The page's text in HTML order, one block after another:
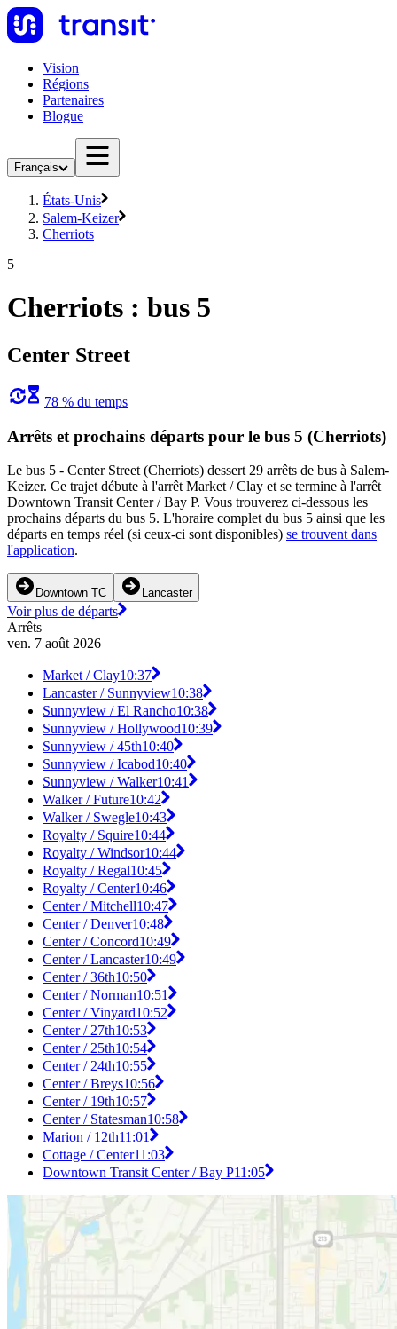
Vision
Régions
Partenaires
Blogue
Français
États-Unis
Salem-Keizer
Cherriots
5
Cherriots : bus 5
Center Street
78 % du temps
Arrêts et prochains départs pour le bus 5 (Cherriots)
Le bus 5 - Center Street (Cherriots) dessert 29 arrêts de bus à Salem-
Keizer. Ce trajet débute à l'arrêt Market / Clay et se termine à l'arrêt
Downtown Transit Center / Bay P. Vous trouverez ci-dessous les
prochains départs du bus 5. L'horaire complet du bus 5 ainsi que les
départs en temps réel (si ceux-ci sont disponibles) se trouvent dans
l'application.
Downtown TC Lancaster
Voir plus de départs
Arrêts
ven. 7 août 2026
Market / Clay10:37
Lancaster / Sunnyview10:38
Sunnyview / El Rancho10:38
Sunnyview / Hollywood10:39
Sunnyview / 45th10:40
Sunnyview / Icabod10:40
Sunnyview / Walker10:41
Walker / Future10:42
Walker / Swegle10:43
Royalty / Squire10:44
Royalty / Windsor10:44
Royalty / Regal10:45
Royalty / Center10:46
Center / Mitchell10:47
Center / Denver10:48
Center / Concord10:49
Center / Lancaster10:49
Center / 36th10:50
Center / Norman10:51
Center / Vinyard10:52
Center / 27th10:53
Center / 25th10:54
Center / 24th10:55
Center / Breys10:56
Center / 19th10:57
Center / Statesman10:58
Marion / 12th11:01
Cottage / Center11:03
Downtown Transit Center / Bay P11:05